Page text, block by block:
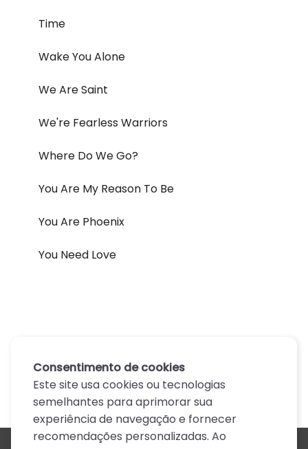
Time
Wake You Alone
We Are Saint
We're Fearless Warriors
Where Do We Go?
You Are My Reason To Be
You Are Phoenix
You Need Love
Consentimento de cookies
Este site usa cookies ou tecnologias
semelhantes para aprimorar sua
experiência de navegação e fornecer
recomendações personalizadas. Ao